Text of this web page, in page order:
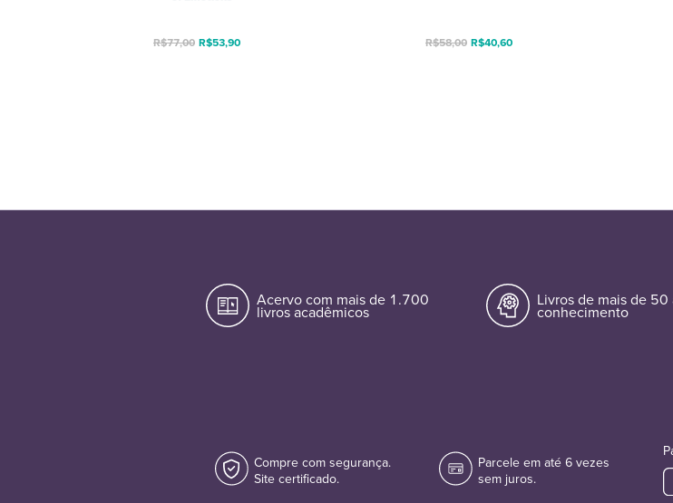
R$77,00 R$53,90 R$58,00 R$40,60
Acervo com mais de 1.700
livros acadêmicos
Livros de mais de 50
conhecimento
Compre com segurança.
Site certificado.
Parcele em até 6 vezes
sem juros.